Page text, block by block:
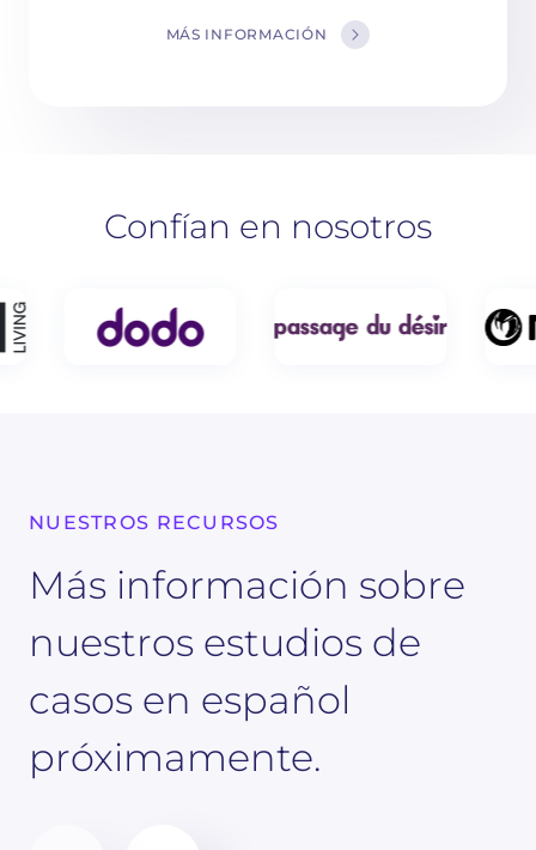
MÁS INFORMACIÓN
Confían en nosotros
NUESTROS RECURSOS
Más información sobre
nuestros estudios de
casos en español
próximamente.